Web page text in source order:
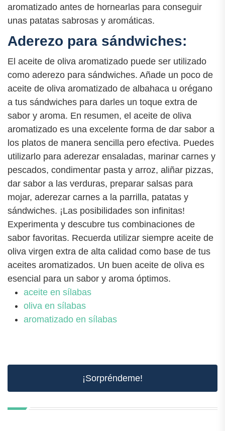
aromatizado antes de hornearlas para conseguir
unas patatas sabrosas y aromáticas.
Aderezo para sándwiches:
El aceite de oliva aromatizado puede ser utilizado
como aderezo para sándwiches. Añade un poco de
aceite de oliva aromatizado de albahaca u orégano
a tus sándwiches para darles un toque extra de
sabor y aroma. En resumen, el aceite de oliva
aromatizado es una excelente forma de dar sabor a
los platos de manera sencilla pero efectiva. Puedes
utilizarlo para aderezar ensaladas, marinar carnes y
pescados, condimentar pasta y arroz, aliñar pizzas,
dar sabor a las verduras, preparar salsas para
mojar, aderezar carnes a la parrilla, patatas y
sándwiches. ¡Las posibilidades son infinitas!
Experimenta y descubre tus combinaciones de
sabor favoritas. Recuerda utilizar siempre aceite de
oliva virgen extra de alta calidad como base de tus
aceites aromatizados. Un buen aceite de oliva es
esencial para un sabor y aroma óptimos.
aceite en sílabas
oliva en sílabas
aromatizado en sílabas
¡Sorpréndeme!